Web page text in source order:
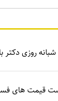
شبانه روزی دکتر
قیمت های